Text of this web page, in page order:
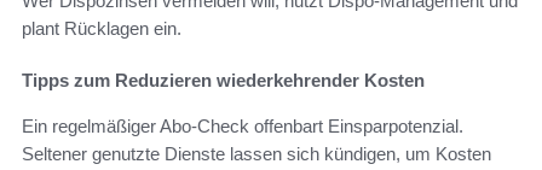
plant Rücklagen ein.
Tipps zum Reduzieren wiederkehrender Kosten
Ein regelmäßiger Abo-Check offenbart Einsparpotenzial.
Seltener genutzte Dienste lassen sich kündigen, um Kosten